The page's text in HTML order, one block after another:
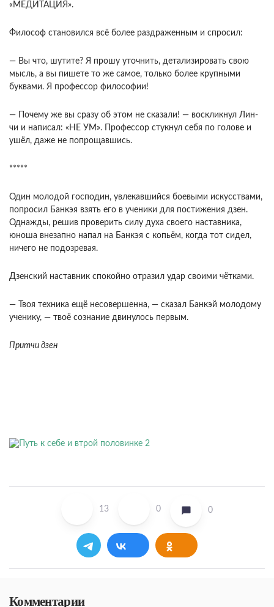
«МЕДИТАЦИЯ».
Философ становился всё более раздраженным и спросил:
— Вы что, шутите? Я прошу уточнить, детализировать свою
мысль, а вы пишете то же самое, только более крупными
буквами. Я профессор философии!
— Почему же вы сразу об этом не сказали! — воскликнул Лин-
чи и написал: «НЕ УМ». Профессор стукнул себя по голове и
ушёл, даже не попрощавшись.
*****
Один молодой господин, увлекавшийся боевыми искусствами,
попросил Банкэя взять его в ученики для постижения дзен.
Однажды, решив проверить силу духа своего наставника,
юноша внезапно напал на Банкэя с копьём, когда тот сидел,
ничего не подозревая.
Дзенский наставник спокойно отразил удар своими чётками.
— Твоя техника ещё несовершенна, — сказал Банкэй молодому
ученику, — твоё сознание двинулось первым.
Притчи дзен
13 0 0
Комментарии